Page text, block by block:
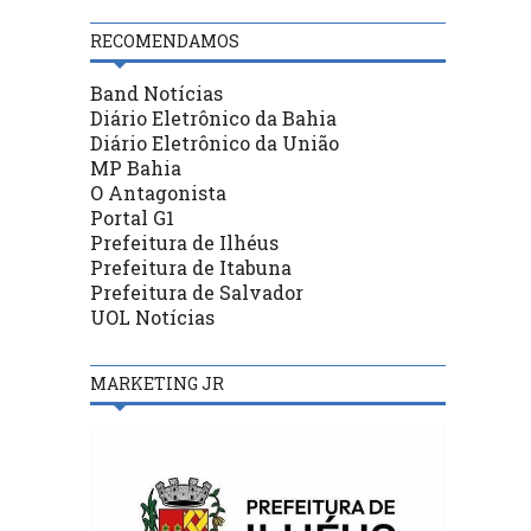
RECOMENDAMOS
Band Notícias
Diário Eletrônico da Bahia
Diário Eletrônico da União
MP Bahia
O Antagonista
Portal G1
Prefeitura de Ilhéus
Prefeitura de Itabuna
Prefeitura de Salvador
UOL Notícias
MARKETING JR